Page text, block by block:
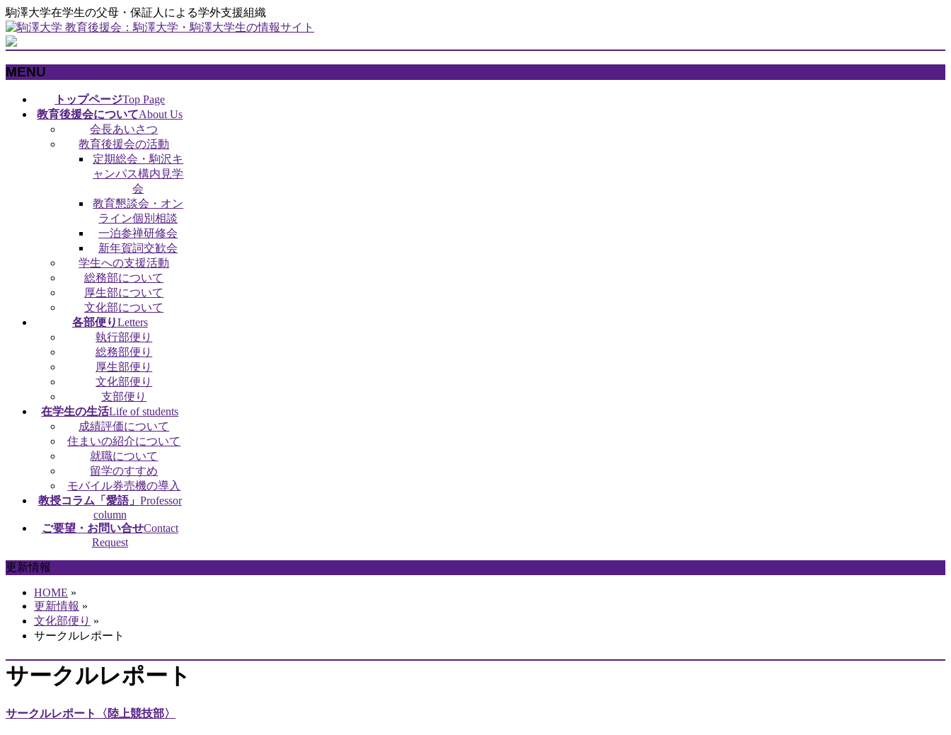
駒澤大学在学生の父母・保証人による学外支援組織
MENU
トップページTop Page
教育後援会についてAbout Us
会長あいさつ
教育後援会の活動
定期総会・駒沢キ
ャンパス構内見学
会
教育懇談会・オン
ライン個別相談
一泊参禅研修会
新年賀詞交歓会
学生への支援活動
総務部について
厚生部について
文化部について
各部便りLetters
執行部便り
総務部便り
厚生部便り
文化部便り
支部便り
在学生の生活Life of students
成績評価について
住まいの紹介について
就職について
留学のすすめ
モバイル券売機の導入
教授コラム「愛語」 Professor
column
ご要望・お問い合せContact
Request
更新情報
HOME »
更新情報 »
文化部便り »
サークルレポート
サークルレポート
サークルレポート〈陸上競技部〉